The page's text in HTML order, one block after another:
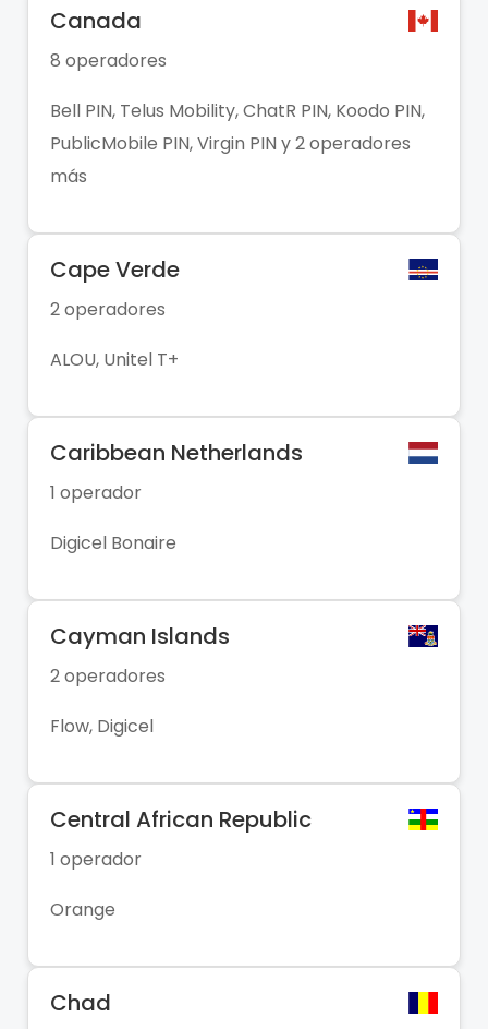
Canada
8 operadores
Bell PIN, Telus Mobility, ChatR PIN, Koodo PIN,
PublicMobile PIN, Virgin PIN y 2 operadores
más
Cape Verde
2 operadores
ALOU, Unitel T+
Caribbean Netherlands
1 operador
Digicel Bonaire
Cayman Islands
2 operadores
Flow, Digicel
Central African Republic
1 operador
Orange
Chad